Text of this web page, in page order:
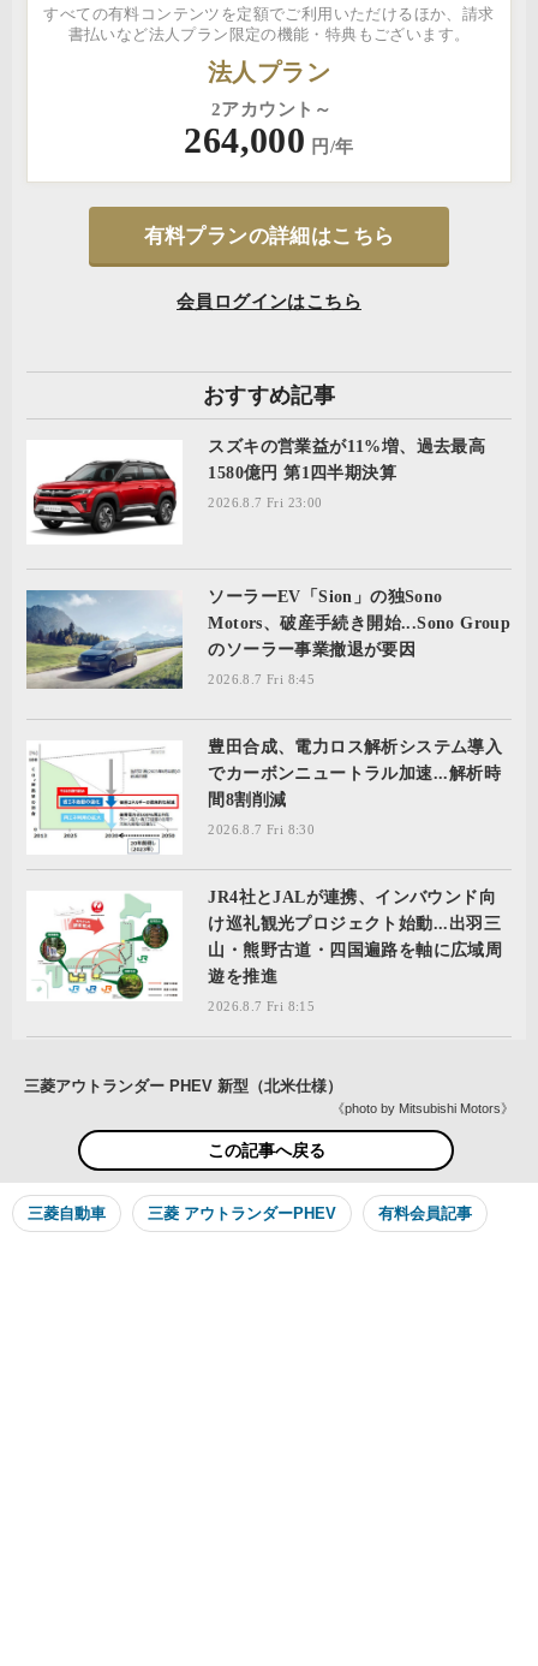
すべての有料コンテンツを定額でご利用いただけるほか、請求
書払いなど法人プラン限定の機能・特典もございます。
法人プラン
2アカウント～
264,000 円/年
有料プランの詳細はこちら
会員ログインはこちら
おすすめ記事
スズキの営業益が11%増、過去最高
1580億円 第1四半期決算
2026.8.7 Fri 23:00
ソーラーEV「Sion」の独Sono
Motors、破産手続き開始...Sono Group
のソーラー事業撤退が要因
2026.8.7 Fri 8:45
豊田合成、電力ロス解析システム導入
でカーボンニュートラル加速...解析時
間8割削減
2026.8.7 Fri 8:30
JR4社とJALが連携、インバウンド向
け巡礼観光プロジェクト始動...出羽三
山・熊野古道・四国遍路を軸に広域周
遊を推進
2026.8.7 Fri 8:15
《photo by Mitsubishi Motors》
三菱アウトランダー PHEV 新型（北米仕様）
この記事へ戻る
三菱自動車 三菱 アウトランダーPHEV 有料会員記事